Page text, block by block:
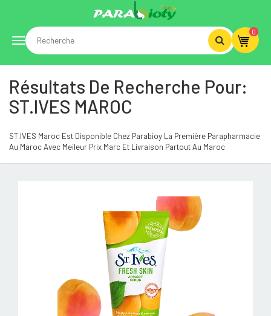
Toggle
navigation
0
Résultats De Recherche Pour:
ST.IVES MAROC
ST.IVES Maroc Est Disponible Chez Parabioy La Première Parapharmacie
Au Maroc Avec Meileur Prix Marc Et Livraison Partout Au Maroc